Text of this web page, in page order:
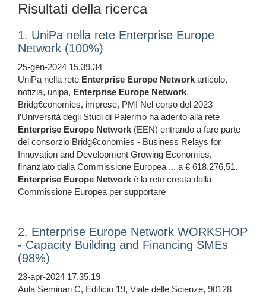
Risultati della ricerca
1. UniPa nella rete Enterprise Europe
Network (100%)
25-gen-2024 15.39.34
UniPa nella rete Enterprise Europe Network articolo,
notizia, unipa, Enterprise Europe Network,
Bridg€conomies, imprese, PMI Nel corso del 2023
l’Università degli Studi di Palermo ha aderito alla rete
Enterprise Europe Network (EEN) entrando a fare parte
del consorzio Bridg€conomies - Business Relays for
Innovation and Development Growing Economies,
finanziato dalla Commissione Europea ... a € 618.276,51.
Enterprise Europe Network è la rete creata dalla
Commissione Europea per supportare
2. Enterprise Europe Network WORKSHOP
- Capacity Building and Financing SMEs
(98%)
23-apr-2024 17.35.19
Aula Seminari C, Edificio 19, Viale delle Scienze, 90128